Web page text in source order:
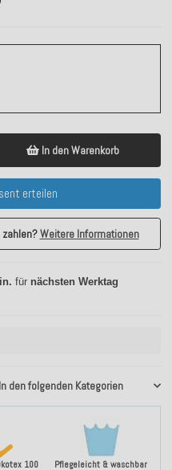
100 Pflegeleicht & waschbar
In den folgenden Kategorien
In den Warenkorb
erteilen
Weitere Informationen
für nächsten Werktag